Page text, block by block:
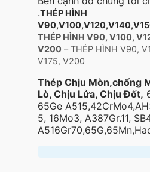
.THÉP HÌNH
THÉP HÌNH V90, V100,
V200 – THÉP HÌNH V90,
V175, V200
Thép Chịu Mòn,chống
Lò, Chịu Lửa, Chịu Đốt,
65Ge
5, 16Mo3, A387Gr.11,